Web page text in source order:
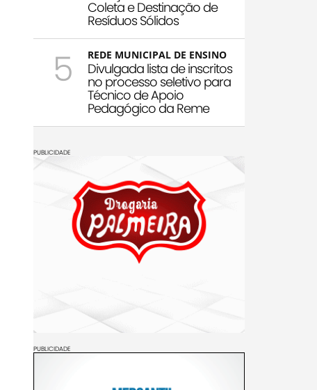
Coleta e Destinação de
Resíduos Sólidos
5 REDE MUNICIPAL DE ENSINO
Divulgada lista de inscritos
no processo seletivo para
Técnico de Apoio
Pedagógico da Reme
PUBLICIDADE
PUBLICIDADE